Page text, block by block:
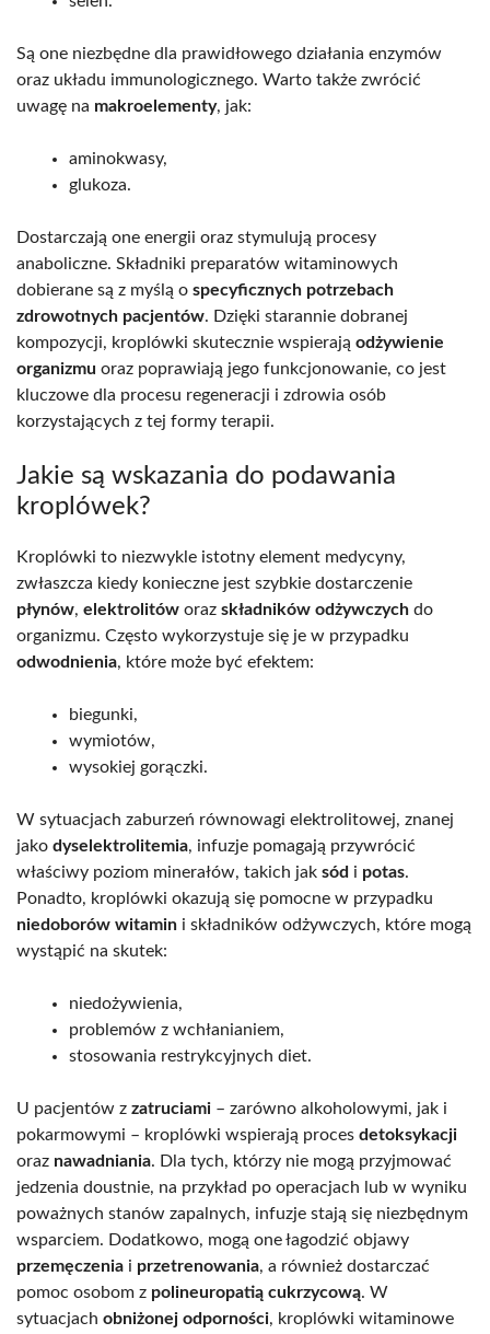
Są one niezbędne dla prawidłowego działania enzymów
oraz układu immunologicznego. Warto także zwrócić
uwagę na makroelementy, jak:
aminokwasy,
glukoza.
Dostarczają one energii oraz stymulują procesy
anaboliczne. Składniki preparatów witaminowych
dobierane są z myślą o specyficznych potrzebach
zdrowotnych pacjentów. Dzięki starannie dobranej
kompozycji, kroplówki skutecznie wspierają odżywienie
organizmu oraz poprawiają jego funkcjonowanie, co jest
kluczowe dla procesu regeneracji i zdrowia osób
korzystających z tej formy terapii.
Jakie są wskazania do podawania
kroplówek?
Kroplówki to niezwykle istotny element medycyny,
zwłaszcza kiedy konieczne jest szybkie dostarczenie
płynów, elektrolitów oraz składników odżywczych do
organizmu. Często wykorzystuje się je w przypadku
odwodnienia, które może być efektem:
biegunki,
wymiotów,
wysokiej gorączki.
W sytuacjach zaburzeń równowagi elektrolitowej, znanej
jako dyselektrolitemia, infuzje pomagają przywrócić
właściwy poziom minerałów, takich jak sód i potas.
Ponadto, kroplówki okazują się pomocne w przypadku
niedoborów witamin i składników odżywczych, które mogą
wystąpić na skutek:
niedożywienia,
problemów z wchłanianiem,
stosowania restrykcyjnych diet.
U pacjentów z zatruciami – zarówno alkoholowymi, jak i
pokarmowymi – kroplówki wspierają proces detoksykacji
oraz nawadniania. Dla tych, którzy nie mogą przyjmować
jedzenia doustnie, na przykład po operacjach lub w wyniku
poważnych stanów zapalnych, infuzje stają się niezbędnym
wsparciem. Dodatkowo, mogą one łagodzić objawy
przemęczenia i przetrenowania, a również dostarczać
pomoc osobom z polineuropatią cukrzycową. W
sytuacjach obniżonej odporności, kroplówki witaminowe